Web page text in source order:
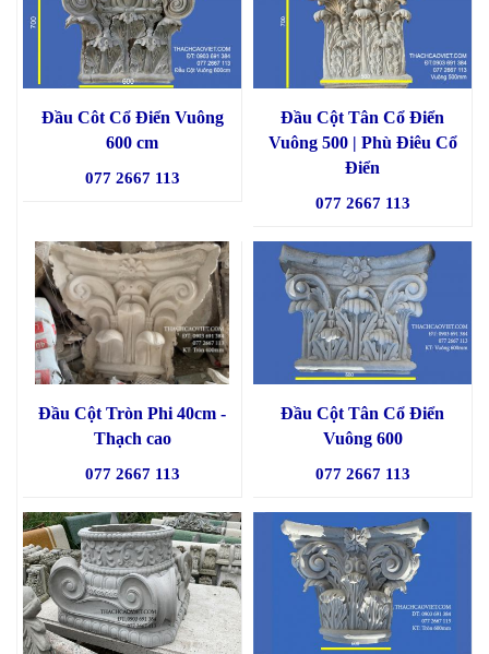
Đầu Côt Cổ Điển Vuông
600 cm
077 2667 113
Đầu Cột Tân Cổ Điển
Vuông 500 | Phù Điêu Cổ
Điển
077 2667 113
Đầu Cột Tròn Phi 40cm -
Thạch cao
077 2667 113
Đầu Cột Tân Cổ Điển
Vuông 600
077 2667 113